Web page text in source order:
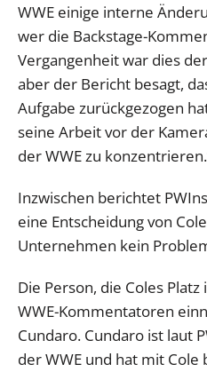
WWE einige interne
wer die Backstage-
Vergangenheit war dies
aber der Bericht besagt,
Aufgabe zurückgezogen
seine Arbeit vor der
der WWE zu
Inzwischen berichtet
eine Entscheidung von
Unternehmen kein
Die Person, die Coles
WWE-Kommentatoren
Cundaro. Cundaro ist laut
der WWE und hat mit